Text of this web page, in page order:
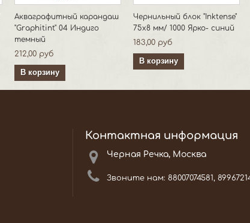
Акваграфитный карандаш
"Graphitint" 04 Индиго
темный
212,00 руб
В корзину
Чернильный блок "Inktense"
75х8 мм/ 1000 Ярко- синий
183,00 руб
В корзину
Контактная информация
Черная Речка, Москва
Звоните нам: 88007074581,